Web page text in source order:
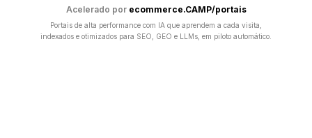
Acelerado por ecommerce.CAMP/portais
Portais de alta performance com IA que aprendem a cada visita,
indexados e otimizados para SEO, GEO e LLMs, em piloto automático.